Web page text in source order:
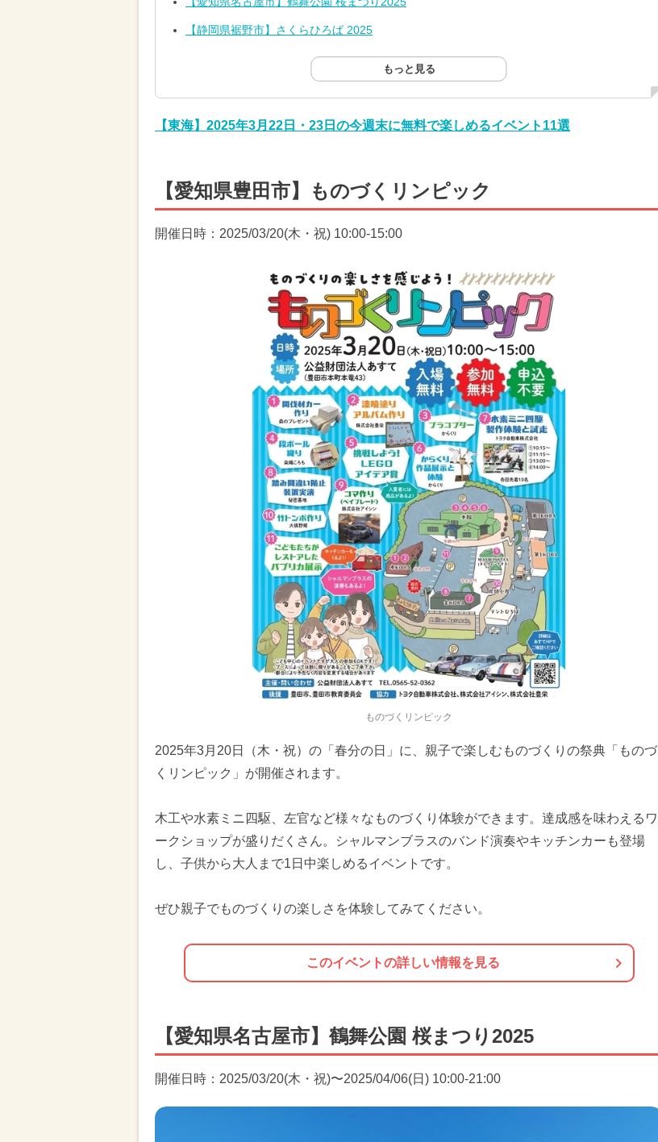
【静岡県裾野市】さくらひろば 2025
もっと見る
【東海】2025年3月22日・23日の今週末に無料で楽しめるイベント11選
【愛知県豊田市】ものづくリンピック
開催日時：2025/03/20(木・祝) 10:00-15:00
ものづくリンピック
2025年3月20日（木・祝）の「春分の日」に、親子で楽しむものづくりの祭典「ものづ
くリンピック」が開催されます。
木工や水素ミニ四駆、左官など様々なものづくり体験ができます。達成感を味わえるワ
ークショップが盛りだくさん。シャルマンブラスのバンド演奏やキッチンカーも登場
し、子供から大人まで1日中楽しめるイベントです。
ぜひ親子でものづくりの楽しさを体験してみてください。
このイベントの詳しい情報を見る
【愛知県名古屋市】鶴舞公園 桜まつり2025
開催日時：2025/03/20(木・祝)〜2025/04/06(日) 10:00-21:00